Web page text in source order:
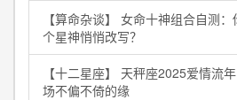
【算命杂谈】 女命十神组合自测
个星神悄悄改写？
【十二星座】 天秤座2025爱情流
场不偏不倚的缘